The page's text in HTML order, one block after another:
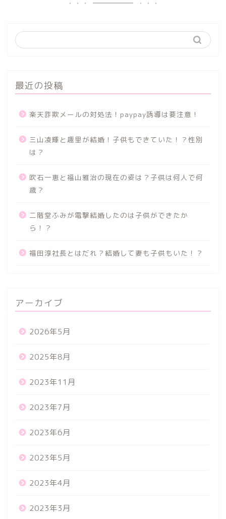
最近の投稿
楽天詐欺メールの対処法！paypay誘導は要注意！
三山凌輝と趣里が結婚！子供もできていた！？性別
は？
吹石一恵と福山雅治の現在の姿は？子供は何人で何
歳？
二階堂ふみが電撃結婚したのは子供ができたか
ら！？
福田淳社長とはだれ？結婚して妻も子供もいた！？
アーカイブ
2026年5月
2025年8月
2023年11月
2023年7月
2023年6月
2023年5月
2023年4月
2023年3月